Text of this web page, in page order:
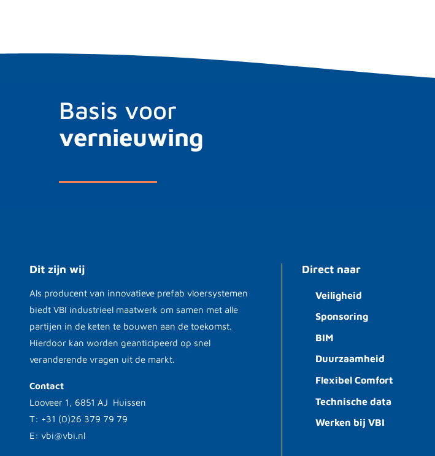
Basis voor
vernieuwing
Dit zijn wij
Als producent van innovatieve prefab vloersystemen
biedt VBI industrieel maatwerk om samen met alle
partijen in de keten te bouwen aan de toekomst.
Hierdoor kan worden geanticipeerd op snel
veranderende vragen uit de markt.
Contact
Looveer 1, 6851 AJ Huissen
T: +31 (0)26 379 79 79
E: vbi@vbi.nl
Direct naar
Veiligheid
Sponsoring
BIM
Duurzaamheid
Flexibel Comfort
Technische data
Werken bij VBI